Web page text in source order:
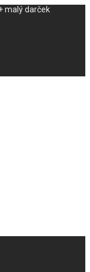
malý darček